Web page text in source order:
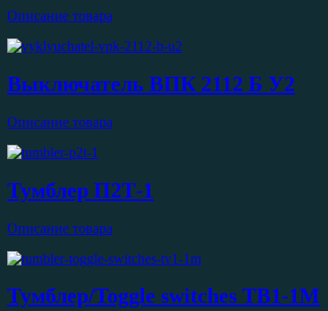
Описание товара
Выключатель ВПК 2112 Б У2
Описание товара
Тумблер П2Т-1
Описание товара
Тумблер/Toggle switches ТВ1-1M